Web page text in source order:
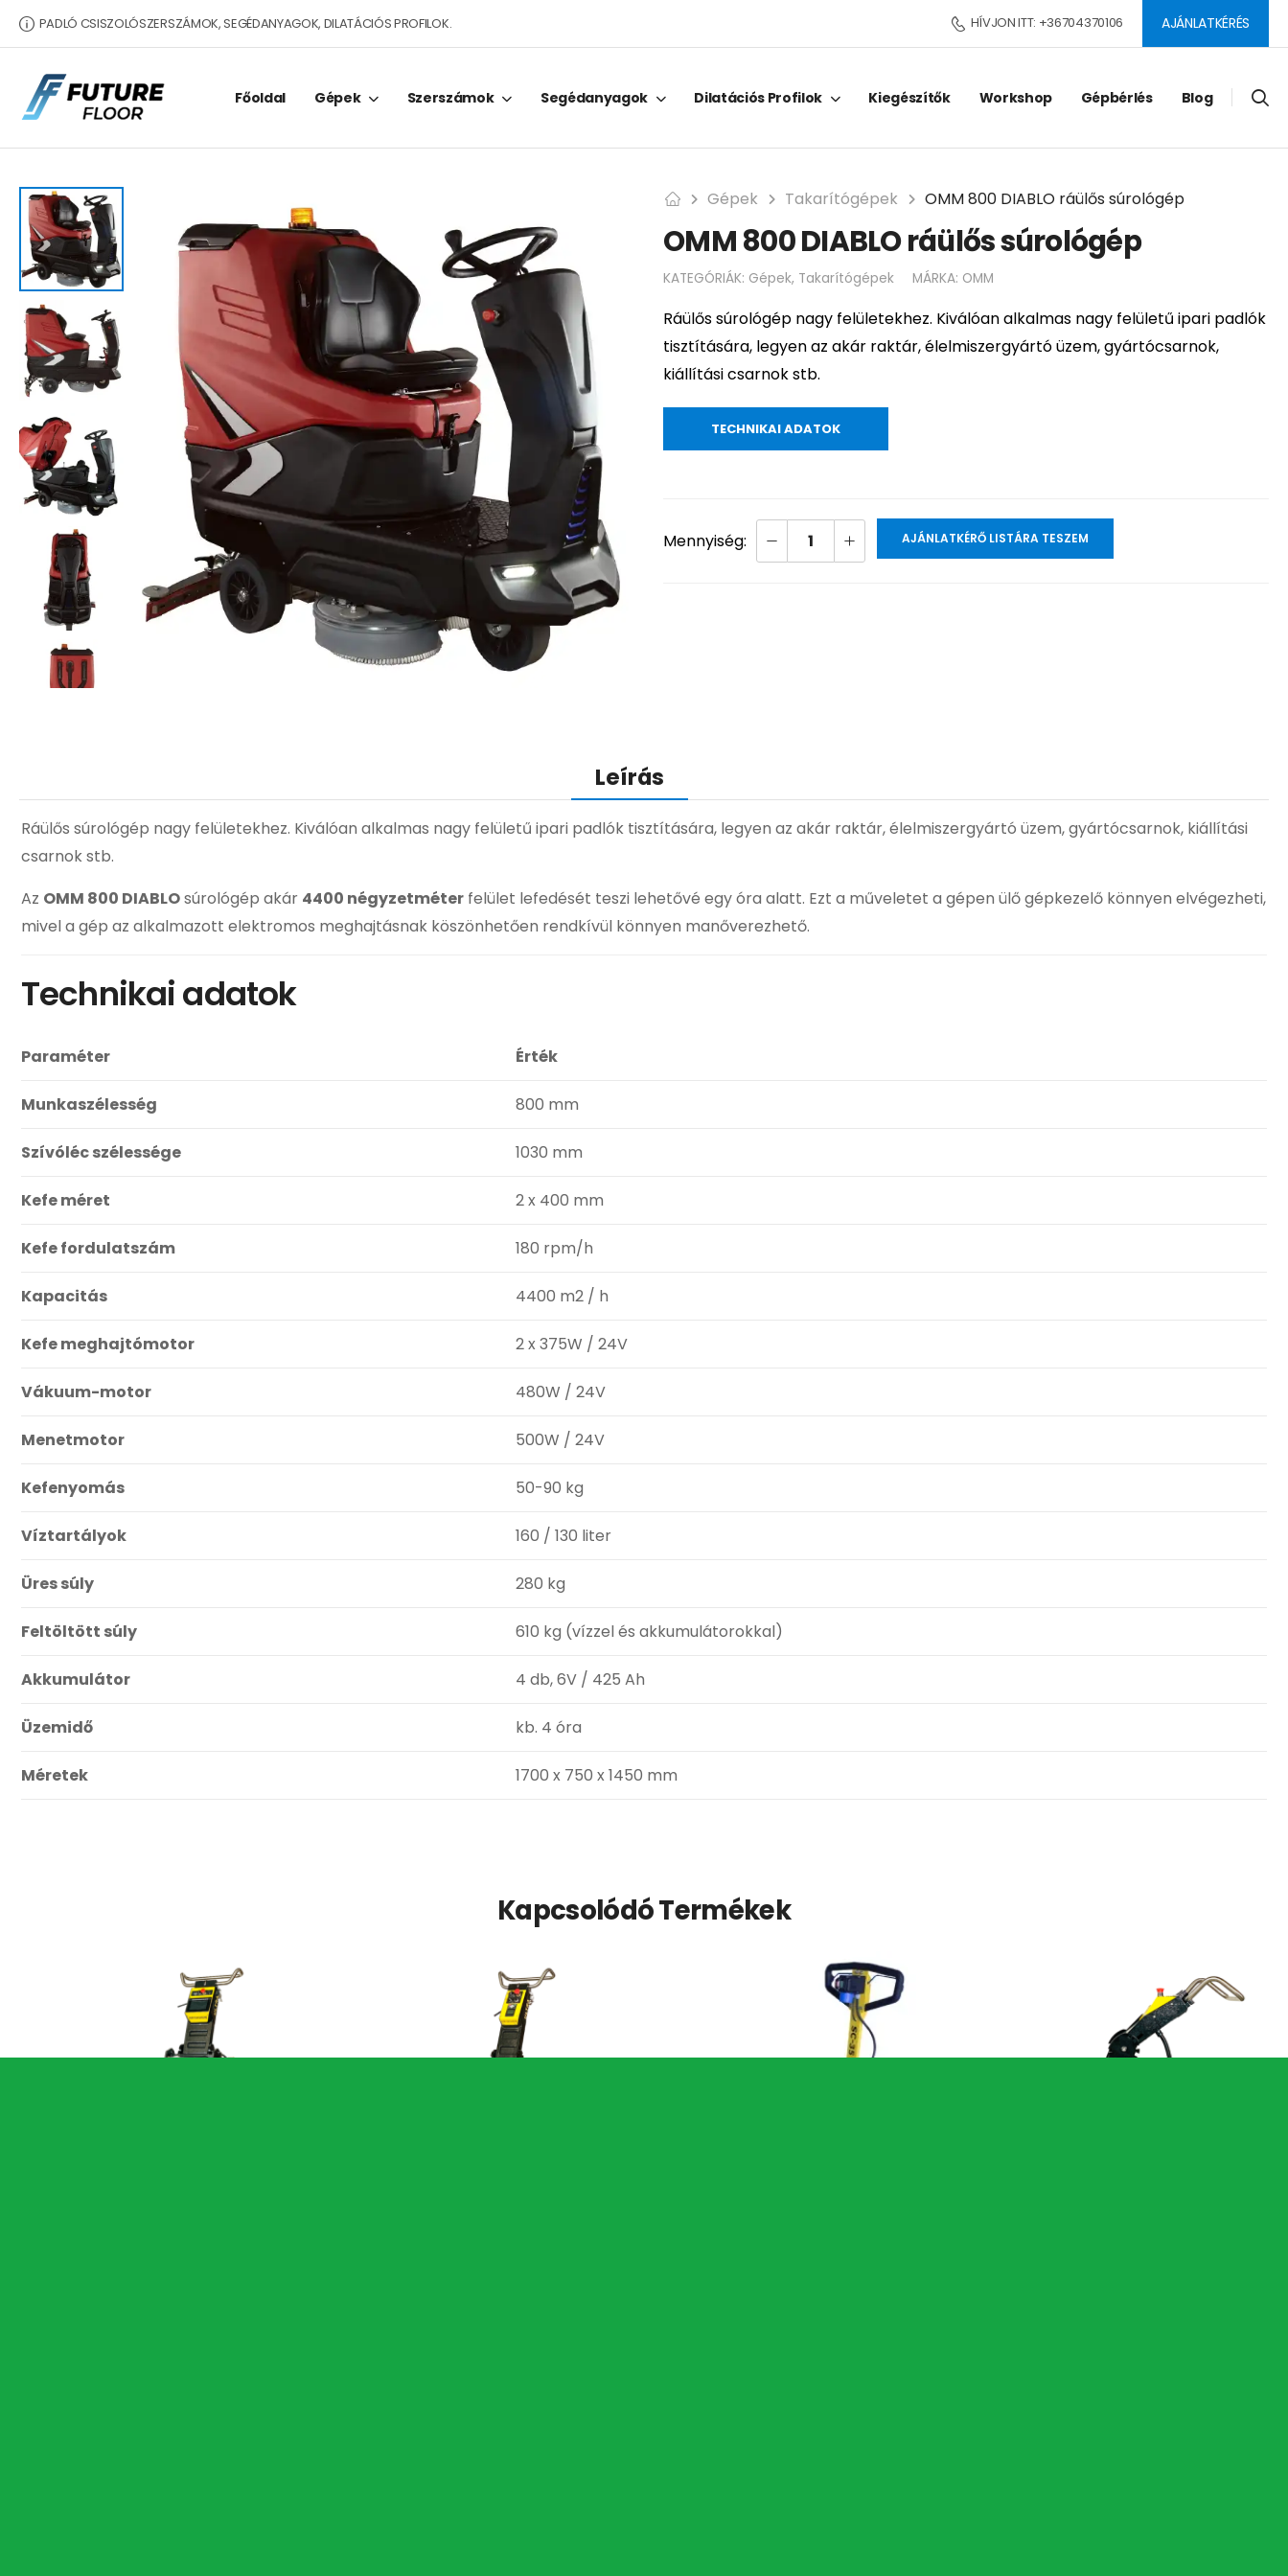
PADLÓ CSISZOLÓSZERSZÁMOK, SEGÉDANYAGOK, DILATÁCIÓS PROFILOK. HÍVJON ITT: +36704370106 AJÁNLATKÉRÉS
Főoldal Gépek Szerszámok Segédanyagok Dilatációs Profilok Kiegészítők Workshop Gépbérlés Blog
Gépek Takarítógépek OMM 800 DIABLO ráülős súrológép
OMM 800 DIABLO ráülős súrológép
KATEGÓRIÁK: Gépek, Takarítógépek MÁRKA: OMM
Ráülős súrológép nagy felületekhez. Kiválóan alkalmas nagy felületű ipari padlók
tisztítására, legyen az akár raktár, élelmiszergyártó üzem, gyártócsarnok,
kiállítási csarnok stb.
TECHNIKAI ADATOK
AJÁNLATKÉRŐ LISTÁRA TESZEM
Leírás
Ráülős súrológép nagy felületekhez. Kiválóan alkalmas nagy felületű ipari padlók tisztítására, legyen az akár raktár, élelmiszergyártó üzem, gyártócsarnok, kiállítási
csarnok stb.
Az OMM 800 DIABLOsúrológép akár 4400 négyzetméter felület lefedését teszi lehetővé egy óra alatt. Ezt a műveletet a gépen ülő gépkezelő könnyen elvégezheti,
mivel a gép az alkalmazott elektromos meghajtásnak köszönhetően rendkívül könnyen manőverezhető.
Technikai adatok
Paraméter Érték
Munkaszélesség 800 mm
Szívóléc szélessége 1030 mm
Kefe méret 2 x 400 mm
Kefe fordulatszám 180 rpm/h
Kapacitás 4400 m2 / h
Kefe meghajtómotor 2 x 375W / 24V
Vákuum-motor 480W / 24V
Menetmotor 500W / 24V
Kefenyomás 50-90 kg
Víztartályok 160 / 130 liter
Üres súly 280 kg
Feltöltött súly 610 kg (vízzel és akkumulátorokkal)
Akkumulátor 4 db, 6V / 425 Ah
Üzemidő kb. 4 óra
Méretek 1700 x 750 x 1450 mm
Kapcsolódó Termékek